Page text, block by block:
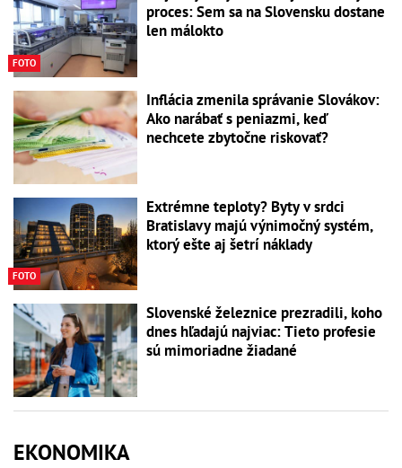
FOTO
proces: Sem sa na Slovensku dostane
len málokto
Inflácia zmenila správanie Slovákov:
Ako narábať s peniazmi, keď
nechcete zbytočne riskovať?
FOTO
Extrémne teploty? Byty v srdci
Bratislavy majú výnimočný systém,
ktorý ešte aj šetrí náklady
Slovenské železnice prezradili, koho
dnes hľadajú najviac: Tieto profesie
sú mimoriadne žiadané
EKONOMIKA